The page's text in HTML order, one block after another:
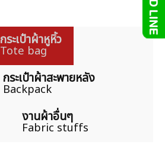
กระเป๋าผ้าหูหิ้ว
Tote bag
กระเป๋าผ้าสะพายหลัง
Backpack
งานผ้าอื่นๆ
Fabric stuffs